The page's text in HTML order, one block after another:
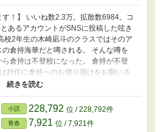
す！】 いいね数2.3万。拡散数6984。コ
あるアカウントがSNSに投稿した呟き
校2年生の木崎凪斗のクラスではそのア
倉持海華だと噂される。 そんな噂を
倉持は不登校になった。 倉持が不登
担任に倉持へのお便り届けをお願いさ
接点の無い凪斗に会いたがっているよ
いく物語。
小説 228,792 位 / 228,792件
青春 7,921 位 / 7,921件